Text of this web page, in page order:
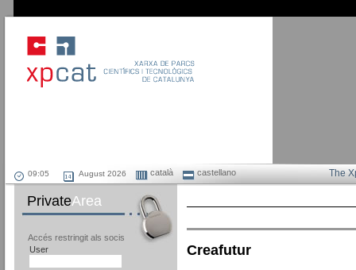
August 2026 català castellano The
PrivateArea
Accés restringit als socis
User
Creafutur